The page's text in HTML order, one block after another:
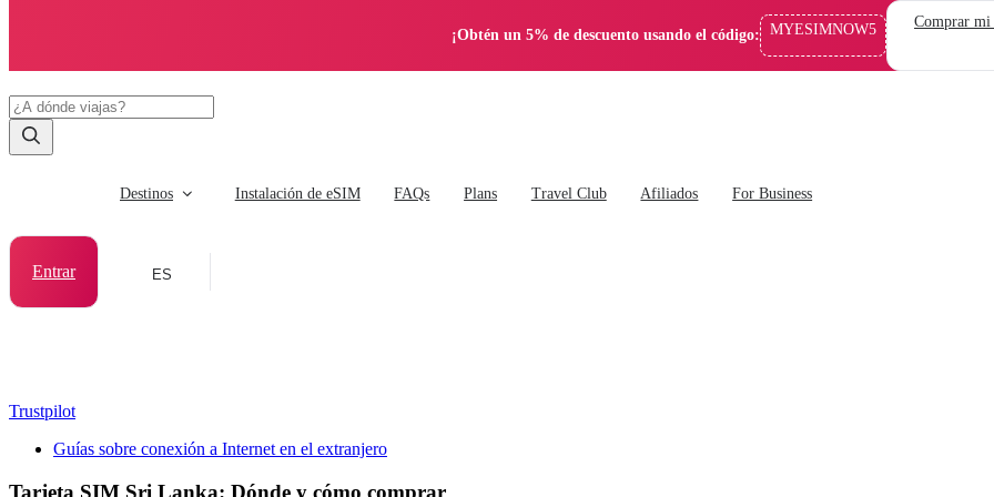
¡Obtén un 5% de descuento usando el código: MYESIMNOW5 Comprar
Destinos Instalación de eSIM FAQs Plans Travel Club Afiliados For Business
Entrar ES
Trustpilot
Guías sobre conexión a Internet en el extranjero
Tarjeta SIM Sri Lanka: Dónde y cómo comprar